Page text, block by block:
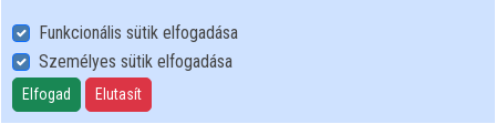
ellentmondásokról(1). A király holttestét ugyanis nem főurak,
hanem a Mária királyné által kirendelt Czettritz Ulrik cseh-sziléziai
származású udvari kamarás és a katonai kíséretet biztosító Sárffy
Ferenc győri várkapitány találta meg. Czettritz a vízbefúlás
Funkcionális sütik elfogadása
Személyes sütik elfogadása
Elfogad Elutasít